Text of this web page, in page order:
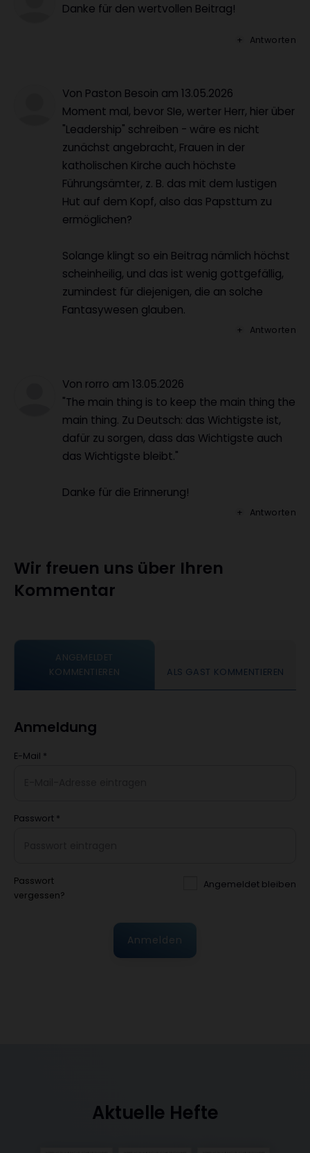
Danke für den wertvollen Beitrag!
Antworten
Von Paston Besoin am 13.05.2026
Moment mal, bevor SIe, werter Herr, hier über
"Leadership" schreiben - wäre es nicht
zunächst angebracht, Frauen in der
katholischen Kirche auch höchste
Führungsämter, z. B. das mit dem lustigen
Hut auf dem Kopf, also das Papsttum zu
ermöglichen?
Solange klingt so ein Beitrag nämlich höchst
scheinheilig, und das ist wenig gottgefällig,
zumindest für diejenigen, die an solche
Fantasywesen glauben.
Antworten
Von rorro am 13.05.2026
"The main thing is to keep the main thing the
main thing. Zu Deutsch: das Wichtigste ist,
dafür zu sorgen, dass das Wichtigste auch
das Wichtigste bleibt."
Danke für die Erinnerung!
Antworten
Wir freuen uns über Ihren
Kommentar
ANGEMELDET
KOMMENTIEREN
ALS GAST KOMMENTIEREN
Anmeldung
E-Mail *
Passwort *
Passwort
vergessen?
Angemeldet bleiben
Anmelden
Aktuelle Hefte